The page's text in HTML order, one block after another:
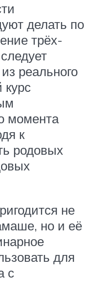
делать по
трёх-
реального
курс
момента
к
родовых
не
но и её
для
с